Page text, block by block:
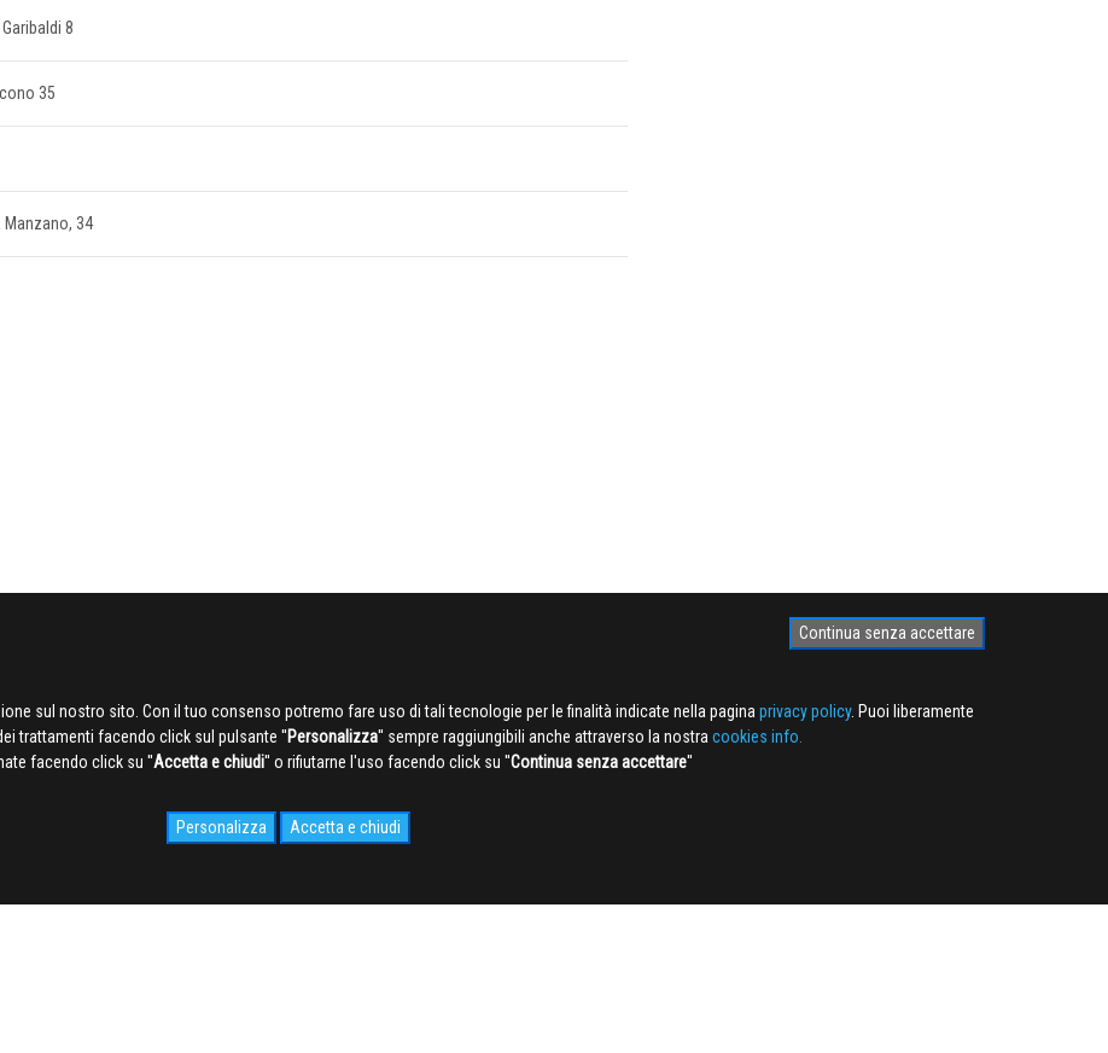
8
35
Manzano, 34
Continua senza accettare
sul nostro sito. Con il tuo consenso potremo fare uso di tali tecnologie per le finalità indicate nella pagina privacy policy. Puoi liberamente
trattamenti facendo click sul pulsante ''Personalizza'' sempre raggiungibili anche attraverso la nostra cookies info.
facendo click su ''Accetta e chiudi'' o rifiutarne l'uso facendo click su ''Continua senza accettare''
Personalizza Accetta e chiudi